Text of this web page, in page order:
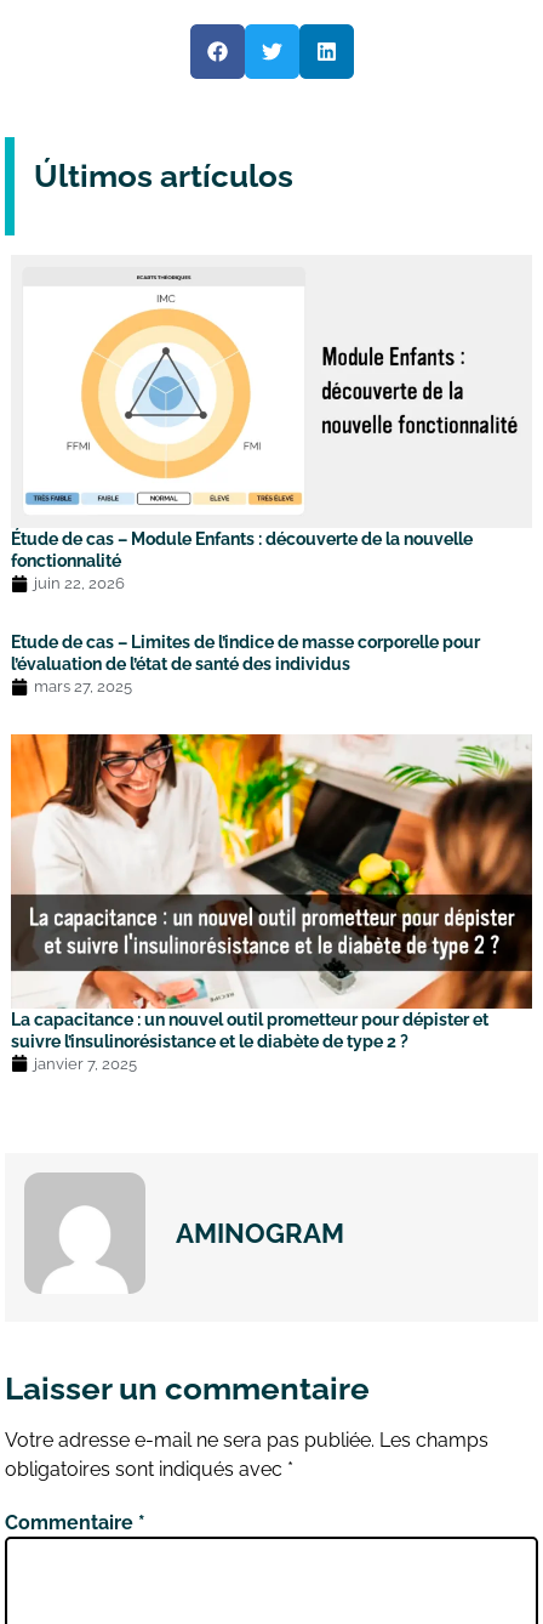
Últimos artículos
Étude de cas – Module Enfants : découverte de la nouvelle
fonctionnalité
juin 22, 2026
Etude de cas – Limites de l’indice de masse corporelle pour
l’évaluation de l’état de santé des individus
mars 27, 2025
La capacitance : un nouvel outil prometteur pour dépister et
suivre l’insulinorésistance et le diabète de type 2 ?
janvier 7, 2025
AMINOGRAM
Laisser un commentaire
Votre adresse e-mail ne sera pas publiée. Les champs
obligatoires sont indiqués avec *
Commentaire *